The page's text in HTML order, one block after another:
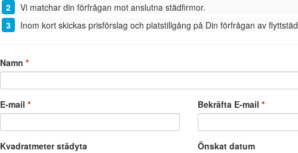
Vi matchar din förfrågan mot anslutna städfirmor.
Inom kort skickas prisförslag och platstillgång på Din förfrågan av flyttstäd
Namn *
E-mail * Bekräfta E-mail*
Kvadratmeter städyta Önskat datum